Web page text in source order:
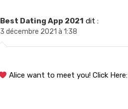
Best Dating App 2021 dit :
3 décembre 2021 à 1:38
Alice want to meet you! Click Here: